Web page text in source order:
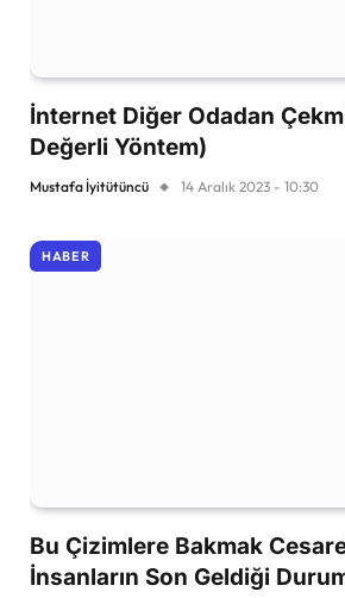
İnternet Diğer Odadan
Değerli Yöntem)
Mustafa İyitütüncü 14 Aralık 2023 - 10:30
HABER
Bu Çizimlere Bakmak
İnsanların Son Geldiği